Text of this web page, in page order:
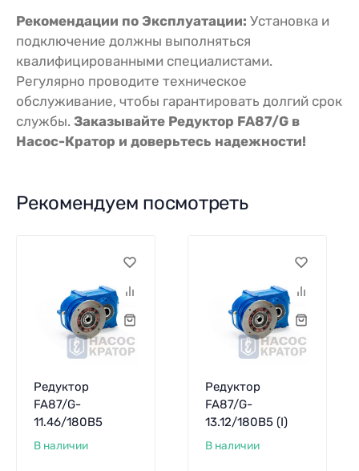
Рекомендации по Эксплуатации: Установка и
подключение должны выполняться
квалифицированными специалистами.
Регулярно проводите техническое
обслуживание, чтобы гарантировать долгий срок
службы. Заказывайте Редуктор FA87/G в
Насос-Кратор и доверьтесь надежности!
Рекомендуем посмотреть
Редуктор
FA87/G-
11.46/180B5
В наличии
Редуктор
FA87/G-
13.12/180B5 (I)
В наличии